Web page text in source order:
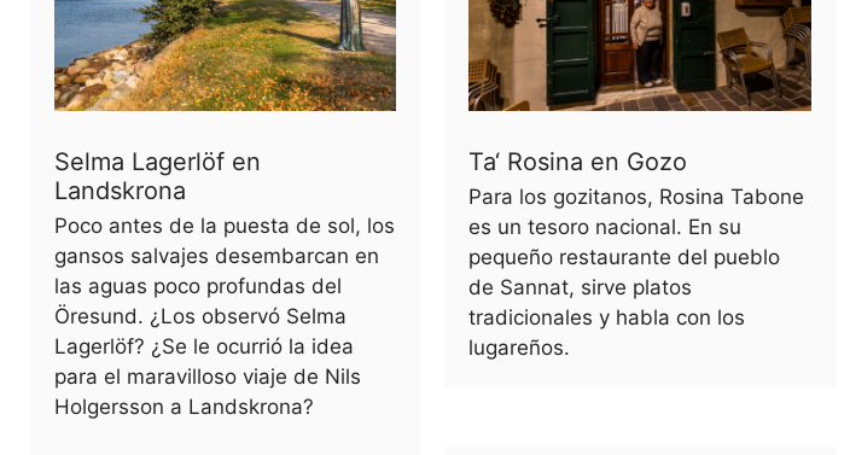
Selma Lagerlöf en
Landskrona
Poco antes de la puesta de sol, los
gansos salvajes desembarcan en
las aguas poco profundas del
Öresund. ¿Los observó Selma
Lagerlöf? ¿Se le ocurrió la idea
para el maravilloso viaje de Nils
Holgersson a Landskrona?
Ta‘ Rosina en Gozo
Para los gozitanos, Rosina Tabone
es un tesoro nacional. En su
pequeño restaurante del pueblo
de Sannat, sirve platos
tradicionales y habla con los
lugareños.